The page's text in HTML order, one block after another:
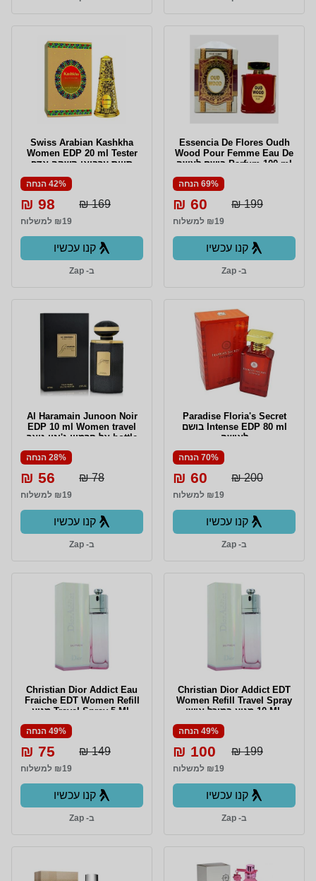
Essencia De Flores Oudh
Wood Pour Femme Eau De
Parfum 100 ml בושם לאשה
69% הנחה
199 ₪
60 ₪
₪19 למשלוח
קנו עכשיו
ב- Zap
Swiss Arabian Kashkha
Women EDP 20 ml Tester
סוויס ערביאן קשקה אדפ
42% הנחה
169 ₪
98 ₪
₪19 למשלוח
קנו עכשיו
ב- Zap
Paradise Floria's Secret
Intense EDP 80 ml בושם
לאישה
70% הנחה
200 ₪
60 ₪
₪19 למשלוח
קנו עכשיו
ב- Zap
Al Haramain Junoon Noir
EDP 10 ml Women travel
bottle אל חרמיין ג'ונון נואר
28% הנחה
78 ₪
56 ₪
₪19 למשלוח
קנו עכשיו
ב- Zap
Christian Dior Addict EDT
Women Refill Travel Spray
10 ML מגיע במיכל אישי
49% הנחה
199 ₪
100 ₪
₪19 למשלוח
קנו עכשיו
ב- Zap
Christian Dior Addict Eau
Fraiche EDT Women Refill
Travel Spray 5 ML מגיע
במיכל אישי (שלל צבעים )
למילוי חוזר 5 מ"ל 49% הנחה
149 ₪
75 ₪
₪19 למשלוח
קנו עכשיו
ב- Zap